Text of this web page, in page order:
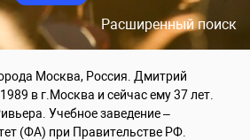
Расширенный поиск
Москва, Россия. Дмитрий
в г.Москва и сейчас ему 37 лет.
Учебное заведение –
(ФА) при Правительстве РФ.